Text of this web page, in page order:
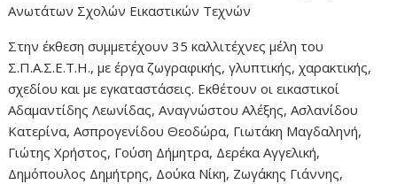
Ανωτάτων Σχολών Εικαστικών Τεχνών
Στην έκθεση συμμετέχουν 35 καλλιτέχνες μέλη του
Σ.Π.Α.Σ.Ε.Τ.Η., με έργα ζωγραφικής, γλυπτικής, χαρακτικής,
σχεδίου και με εγκαταστάσεις. Εκθέτουν οι εικαστικοί
Αδαμαντίδης Λεωνίδας, Αναγνώστου Αλέξης, Ασλανίδου
Κατερίνα, Ασπρογενίδου Θεοδώρα, Γιωτάκη Μαγδαληνή,
Γιώτης Χρήστος, Γούση Δήμητρα, Δερέκα Αγγελική,
Δημόπουλος Δημήτρης, Δούκα Νίκη, Ζωγάκης Γιάννης,